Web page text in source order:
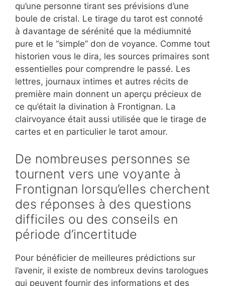
qu’une personne tirant ses prévisions d’une
boule de cristal. Le tirage du tarot est connoté
à davantage de sérénité que la médiumnité
pure et le “simple” don de voyance. Comme tout
historien vous le dira, les sources primaires sont
essentielles pour comprendre le passé. Les
lettres, journaux intimes et autres récits de
première main donnent un aperçu précieux de
ce qu’était la divination à Frontignan. La
clairvoyance était aussi utilisée que le tirage de
cartes et en particulier le tarot amour.
De nombreuses personnes se
tournent vers une voyante à
Frontignan lorsqu’elles cherchent
des réponses à des questions
difficiles ou des conseils en
période d’incertitude
Pour bénéficier de meilleures prédictions sur
l’avenir, il existe de nombreux devins tarologues
qui peuvent fournir des informations et des